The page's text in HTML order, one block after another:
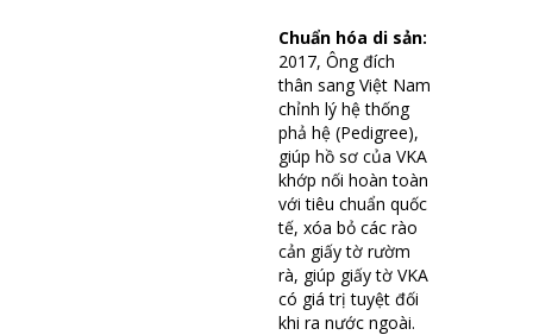
Chuẩn hóa di sản:
2017, Ông đích
thân sang Việt Nam
chỉnh lý hệ thống
phả hệ (Pedigree),
giúp hồ sơ của VKA
khớp nối hoàn toàn
với tiêu chuẩn quốc
tế, xóa bỏ các rào
cản giấy tờ rườm
rà, giúp giấy tờ VKA
có giá trị tuyệt đối
khi ra nước ngoài.